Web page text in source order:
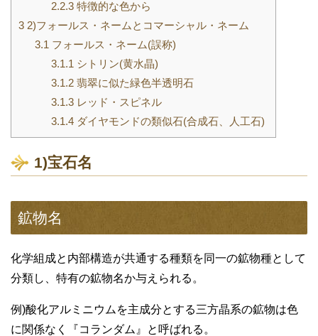
2.2.3特徴的な色から
3 2)フォールス・ネームとコマーシャル・ネーム
3.1 フォールス・ネーム(誤称)
3.1.1 シトリン(黄水晶)
3.1.2翡翠に似た緑色半透明石
3.1.3レッド・スピネル
3.1.4ダイヤモンドの類似石(合成石、人工石)
1)宝石名
鉱物名
化学組成と内部構造が共通する種類を同一の鉱物種として
分類し、特有の鉱物名か与えられる。
例)酸化アルミニウムを主成分とする三方晶系の鉱物は色
に関係なく『コランダム』と呼ばれる。